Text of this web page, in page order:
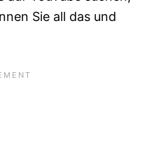
Sie all das und